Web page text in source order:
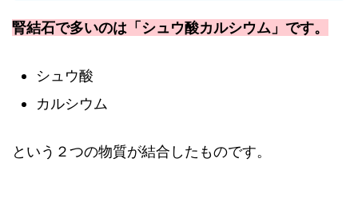
腎結石で多いのは「シュウ酸カルシウム」です。
シュウ酸
カルシウム
という２つの物質が結合したものです。